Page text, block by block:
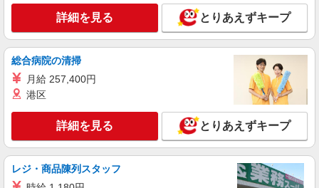
時給1400円 ※期間限定1か月時給1500円 ※残
業代支給 ★交通費別途支給（規定あり） ゜
+゜・。○。・゜+゜・。○。・゜+゜ 入社祝い金10
万円支給(規定有) お友達を紹介頂くと, インセンテ
有）★ ゜・。○。・゜+゜・。○。・゜+゜
沖縄県中頭郡北谷町の家電量販店
キープ 詳細を見る
株式会社シエロ
【softbank】の携帯販売スタッフ
月給231500円〜256500円（経験・能力によ
る） ※上記金額に時間外手当/インセンティブが加
算・賞与あり・時間外手当あり（平均残業時間：
沖縄県中頭郡北谷町の米軍基地内softbankショ
詳細を見る とりあえずキープ
総合病院の清掃
月給 257,400円
港区
詳細を見る とりあえずキープ
レジ・商品陳列スタッフ